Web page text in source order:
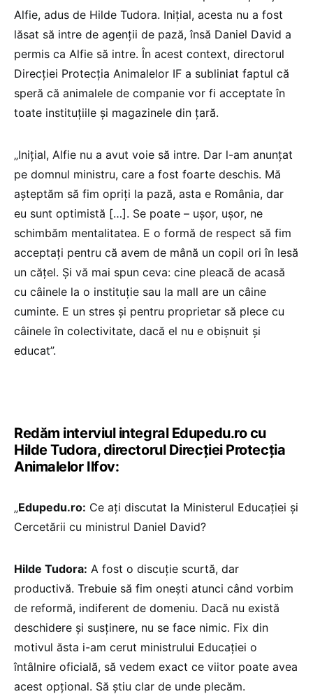
Alfie, adus de Hilde Tudora. Inițial, acesta nu a fost
lăsat să intre de agenții de pază, însă Daniel David a
permis ca Alfie să intre. În acest context, directorul
Direcției Protecția Animalelor IF a subliniat faptul că
speră că animalele de companie vor fi acceptate în
toate instituțiile și magazinele din țară.
„Inițial, Alfie nu a avut voie să intre. Dar l-am anunțat
pe domnul ministru, care a fost foarte deschis. Mă
așteptăm să fim opriți la pază, asta e România, dar
eu sunt optimistă […]. Se poate – ușor, ușor, ne
schimbăm mentalitatea. E o formă de respect să fim
acceptați pentru că avem de mână un copil ori în lesă
un cățel. Și vă mai spun ceva: cine pleacă de acasă
cu câinele la o instituție sau la mall are un câine
cuminte. E un stres și pentru proprietar să plece cu
câinele în colectivitate, dacă el nu e obișnuit și
educat”.
Redăm interviul integral Edupedu.ro cu
Hilde Tudora, directorul Direcției Protecția
Animalelor Ilfov:
„Edupedu.ro: Ce ați discutat la Ministerul Educației și
Cercetării cu ministrul Daniel David?
Hilde Tudora: A fost o discuție scurtă, dar
productivă. Trebuie să fim onești atunci când vorbim
de reformă, indiferent de domeniu. Dacă nu există
deschidere și susținere, nu se face nimic. Fix din
motivul ăsta i-am cerut ministrului Educației o
întâlnire oficială, să vedem exact ce viitor poate avea
acest opțional. Să știu clar de unde plecăm.